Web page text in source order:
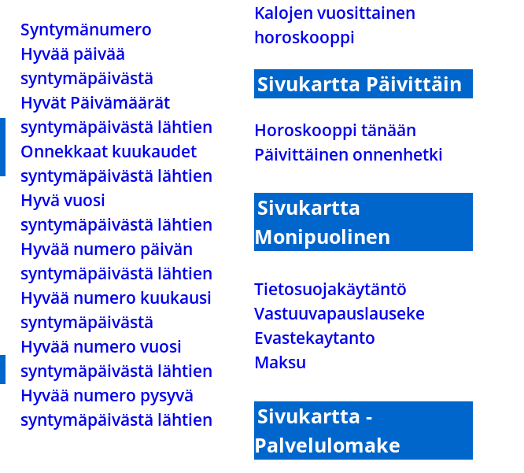
Syntymänumero
Hyvää päivää
syntymäpäivästä
Hyvät Päivämäärät
syntymäpäivästä lähtien
Onnekkaat kuukaudet
syntymäpäivästä lähtien
Hyvä vuosi
syntymäpäivästä lähtien
Hyvää numero päivän
syntymäpäivästä lähtien
Hyvää numero kuukausi
syntymäpäivästä
Hyvää numero vuosi
syntymäpäivästä lähtien
Hyvää numero pysyvä
syntymäpäivästä lähtien
Kalojen vuosittainen
horoskooppi
Sivukartta Päivittäin
Horoskooppi tänään
Päivittäinen onnenhetki
Sivukartta
Monipuolinen
Tietosuojakäytäntö
Vastuuvapauslauseke
Evastekaytanto
Maksu
Sivukartta -
Palvelulomake